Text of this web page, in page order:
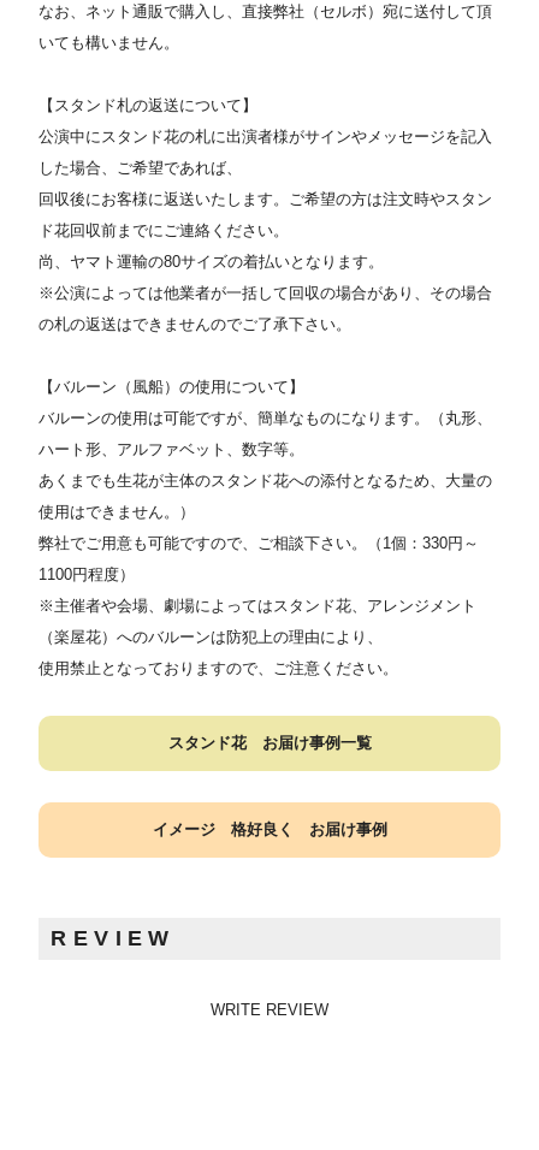
なお、ネット通販で購入し、直接弊社（セルボ）宛に送付して頂
いても構いません。
【スタンド札の返送について】
公演中にスタンド花の札に出演者様がサインやメッセージを記入
した場合、ご希望であれば、
回収後にお客様に返送いたします。ご希望の方は注文時やスタン
ド花回収前までにご連絡ください。
尚、ヤマト運輸の80サイズの着払いとなります。
※公演によっては他業者が一括して回収の場合があり、その場合
の札の返送はできませんのでご了承下さい。
【バルーン（風船）の使用について】
バルーンの使用は可能ですが、簡単なものになります。（丸形、
ハート形、アルファベット、数字等。
あくまでも生花が主体のスタンド花への添付となるため、大量の
使用はできません。）
弊社でご用意も可能ですので、ご相談下さい。（1個：330円～
1100円程度）
※主催者や会場、劇場によってはスタンド花、アレンジメント
（楽屋花）へのバルーンは防犯上の理由により、
使用禁止となっておりますので、ご注意ください。
スタンド花 お届け事例一覧
イメージ 格好良く お届け事例
REVIEW
WRITE REVIEW